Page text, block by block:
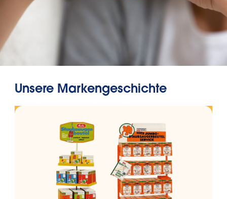
Unsere Markengeschichte